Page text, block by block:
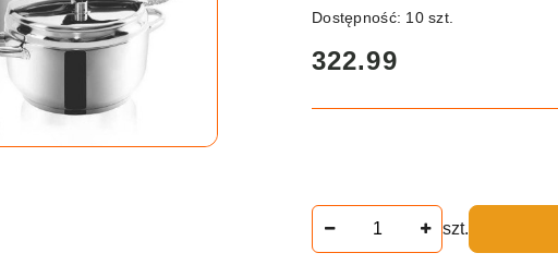
Dostępność: 10szt.
cena:
322.99
szt.